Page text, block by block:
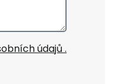
údajů .